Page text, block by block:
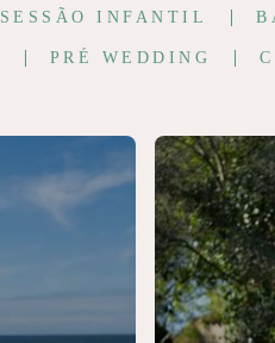
SESSÃO INFANTIL
PRÉ WEDDING